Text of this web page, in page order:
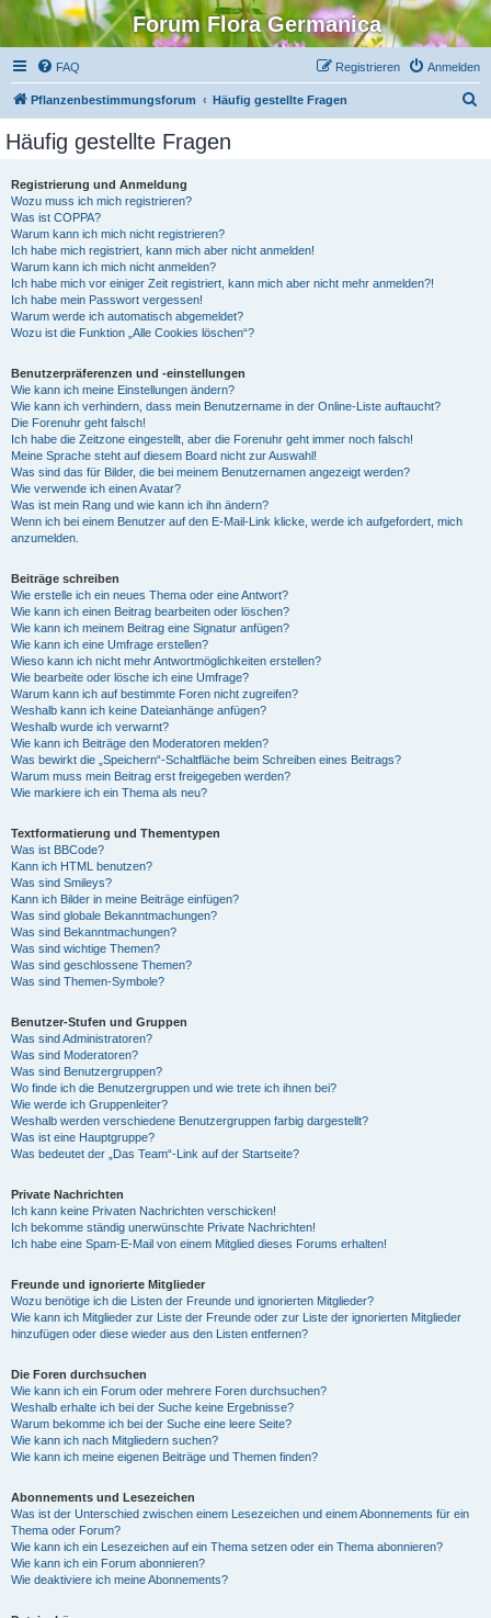
Forum Flora Germanica
FAQ Anmelden
Registrieren
Pflanzenbestimmungsforum Häufig gestellte Fragen
Häufig gestellte Fragen
Registrierung und Anmeldung
Wozu muss ich mich registrieren?
Was ist COPPA?
Warum kann ich mich nicht registrieren?
Ich habe mich registriert, kann mich aber nicht anmelden!
Warum kann ich mich nicht anmelden?
Ich habe mich vor einiger Zeit registriert, kann mich aber nicht mehr anmelden?!
Ich habe mein Passwort vergessen!
Warum werde ich automatisch abgemeldet?
Wozu ist die Funktion „Alle Cookies löschen“?
Benutzerpräferenzen und -einstellungen
Wie kann ich meine Einstellungen ändern?
Wie kann ich verhindern, dass mein Benutzername in der Online-Liste auftaucht?
Die Forenuhr geht falsch!
Ich habe die Zeitzone eingestellt, aber die Forenuhr geht immer noch falsch!
Meine Sprache steht auf diesem Board nicht zur Auswahl!
Was sind das für Bilder, die bei meinem Benutzernamen angezeigt werden?
Wie verwende ich einen Avatar?
Was ist mein Rang und wie kann ich ihn ändern?
Wenn ich bei einem Benutzer auf den E-Mail-Link klicke, werde ich aufgefordert, mich
anzumelden.
Beiträge schreiben
Wie erstelle ich ein neues Thema oder eine Antwort?
Wie kann ich einen Beitrag bearbeiten oder löschen?
Wie kann ich meinem Beitrag eine Signatur anfügen?
Wie kann ich eine Umfrage erstellen?
Wieso kann ich nicht mehr Antwortmöglichkeiten erstellen?
Wie bearbeite oder lösche ich eine Umfrage?
Warum kann ich auf bestimmte Foren nicht zugreifen?
Weshalb kann ich keine Dateianhänge anfügen?
Weshalb wurde ich verwarnt?
Wie kann ich Beiträge den Moderatoren melden?
Was bewirkt die „Speichern“-Schaltfläche beim Schreiben eines Beitrags?
Warum muss mein Beitrag erst freigegeben werden?
Wie markiere ich ein Thema als neu?
Textformatierung und Thementypen
Was ist BBCode?
Kann ich HTML benutzen?
Was sind Smileys?
Kann ich Bilder in meine Beiträge einfügen?
Was sind globale Bekanntmachungen?
Was sind Bekanntmachungen?
Was sind wichtige Themen?
Was sind geschlossene Themen?
Was sind Themen-Symbole?
Benutzer-Stufen und Gruppen
Was sind Administratoren?
Was sind Moderatoren?
Was sind Benutzergruppen?
Wo finde ich die Benutzergruppen und wie trete ich ihnen bei?
Wie werde ich Gruppenleiter?
Weshalb werden verschiedene Benutzergruppen farbig dargestellt?
Was ist eine Hauptgruppe?
Was bedeutet der „Das Team“-Link auf der Startseite?
Private Nachrichten
Ich kann keine Privaten Nachrichten verschicken!
Ich bekomme ständig unerwünschte Private Nachrichten!
Ich habe eine Spam-E-Mail von einem Mitglied dieses Forums erhalten!
Freunde und ignorierte Mitglieder
Wozu benötige ich die Listen der Freunde und ignorierten Mitglieder?
Wie kann ich Mitglieder zur Liste der Freunde oder zur Liste der ignorierten Mitglieder
hinzufügen oder diese wieder aus den Listen entfernen?
Die Foren durchsuchen
Wie kann ich ein Forum oder mehrere Foren durchsuchen?
Weshalb erhalte ich bei der Suche keine Ergebnisse?
Warum bekomme ich bei der Suche eine leere Seite?
Wie kann ich nach Mitgliedern suchen?
Wie kann ich meine eigenen Beiträge und Themen finden?
Abonnements und Lesezeichen
Was ist der Unterschied zwischen einem Lesezeichen und einem Abonnements für ein
Thema oder Forum?
Wie kann ich ein Lesezeichen auf ein Thema setzen oder ein Thema abonnieren?
Wie kann ich ein Forum abonnieren?
Wie deaktiviere ich meine Abonnements?